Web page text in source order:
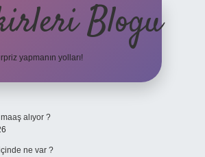
Blogu
yapmanın yolları!
alıyor ?
ne var ?